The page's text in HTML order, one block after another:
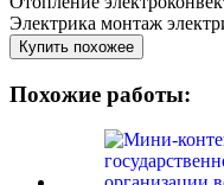
Электрика монтаж
Купить похожее
Похожие работы: